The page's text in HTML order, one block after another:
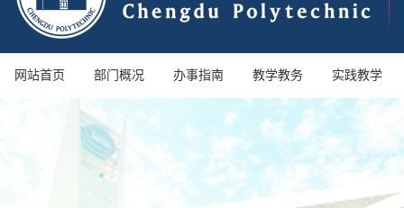
网站首页 部门概况 办事指南 教学教务 实践教学